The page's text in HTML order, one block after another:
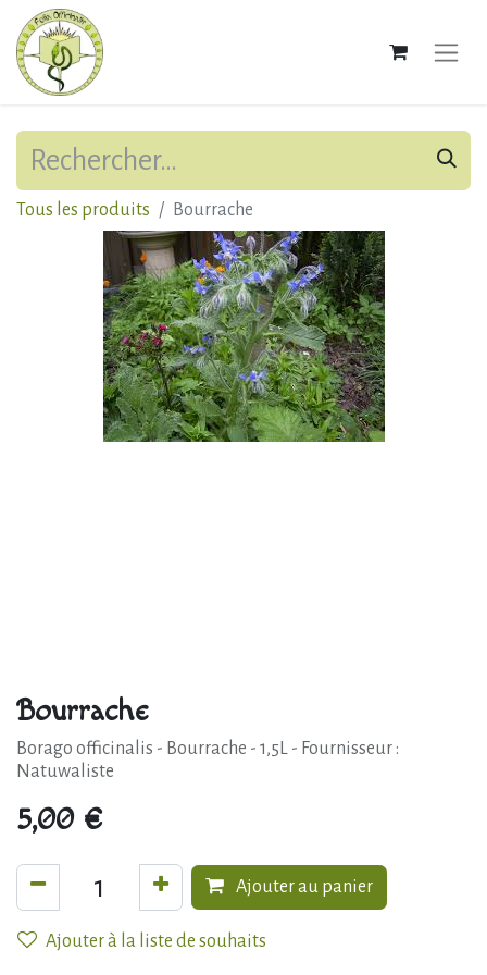
Tous les produits Bourrache
Bourrache
Borago officinalis - Bourrache - 1,5L - Fournisseur :
Natuwaliste
5,00€
Ajouter au panier
Ajouter à la liste de souhaits